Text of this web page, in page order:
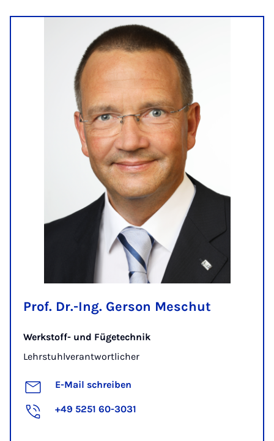
Prof. Dr.-Ing. Gerson Meschut
Werkstoff- und Fügetechnik
Lehrstuhlverantwortlicher
E-Mail schreiben
+49 5251 60-3031